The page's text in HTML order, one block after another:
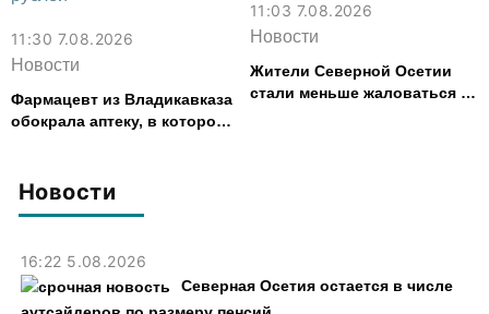
Новости
16:22 5.08.2026
Северная Осетия остается в числе
11:30 7.08.2026
Новости
Фармацевт из Владикавказа
обокрала аптеку, в которой
11:03 7.08.2026
Новости
Жители Северной Осетии
стали меньше жаловаться на